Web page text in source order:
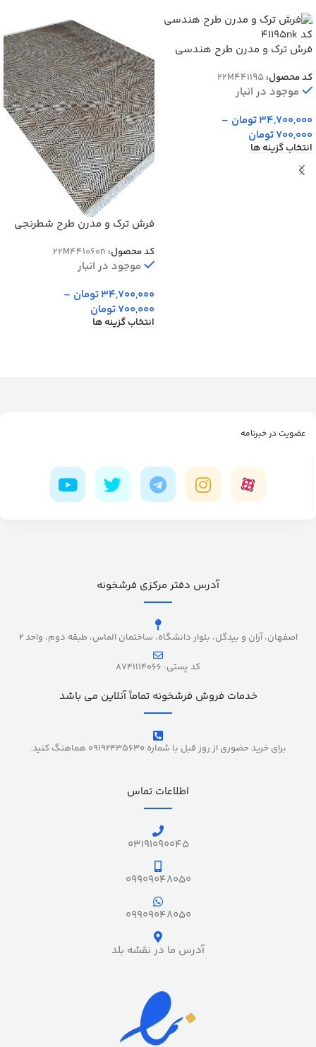
فرش ترک و مدرن طرح هندسی
کد محصول:22M441195
موجود در انبار
34,700,000تومان –
700,000تومان
انتخاب گزینه ها
فرش ترک و مدرن طرح شطرنجی
کد محصول: 22M441060n
موجود در انبار
34,700,000تومان –
700,000تومان
انتخاب گزینه ها
عضویت در خبرنامه
آدرس دفتر مرکزی فرشخونه
اصفهان، آران و بیدگل، بلوار دانشگاه، ساختمان الماس، طبقه دوم، واحد 2
کد پستی: 8741114066
خدمات فروش فرشخونه تماماً آنلاین می باشد
برای خرید حضوری از روز قبل با شماره 09192435630 هماهنگ کنید.
اطلاعات تماس
03191090045
09909048050
09909048050
آدرس ما در نقشه بلد